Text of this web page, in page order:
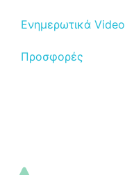
Ενημερωτικά Video
Προσφορές